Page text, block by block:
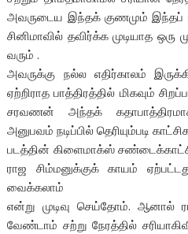
அவருடைய இந்தக் குணமும் இந்தப்
சினிமாவில் தவிர்க்க முடியாத
வரும் .
அவருக்கு நல்ல எதிர்காலம்
ஏற்றிராத பாத்திரத்தில் மிகவும்
சரவணன் அந்தக்
அனுபவம் நடிப்பில் தெரியும்படி
படத்தின் கிளைமாக்ஸ்
ராஜ சிம்மனுக்குக் காயம்
வைக்கலாம்
என்று முடிவு செய்தோம். ஆனால்
வேண்டாம் சற்று நேரத்தில்